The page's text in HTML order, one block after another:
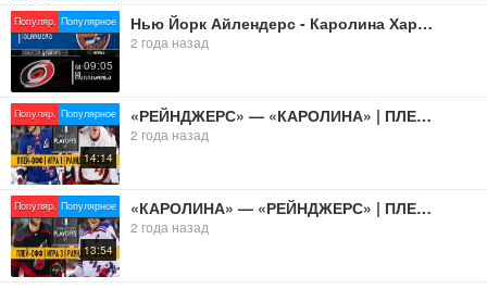
Популяр. Популярное
09:05
Нью Йорк Айлендерс - Каролина Харркиейнз Плей-офф Раунд 1 Игра 3 Обзор матча 26.04.2024
2 года назад
Популяр. Популярное
14:14
«РЕЙНДЖЕРС» — «КАРОЛИНА» | ПЛЕЙ-ОФФ | 1/4 | ИГРА 1 | ОБЗОР МАТЧА | 06.05.2024
2 года назад
Популяр. Популярное
13:54
«КАРОЛИНА» — «РЕЙНДЖЕРС» | ПЛЕЙ-ОФФ | 1/4 | ИГРА 3 | ОБЗОР МАТЧА | 10.05.2024
2 года назад